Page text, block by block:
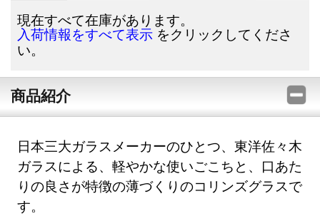
現在すべて在庫があります。
入荷情報をすべて表示 をクリックしてくださ
い。
商品紹介
日本三大ガラスメーカーのひとつ、東洋佐々木
ガラスによる、軽やかな使いごこちと、口あた
りの良さが特徴の薄づくりのコリンズグラスで
す。